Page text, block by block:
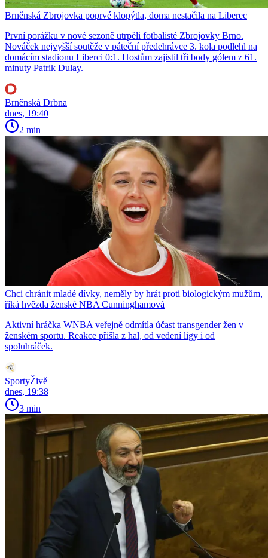
Brněnská Zbrojovka poprvé klopýtla, doma nestačila na Liberec
První porážku v nové sezoně utrpěli fotbalisté Zbrojovky Brno.
Nováček nejvyšší soutěže v páteční předehrávce 3. kola podlehl na
domácím stadionu Liberci 0:1. Hostům zajistil tři body gólem z 61.
minuty Patrik Dulay.
Brněnská Drbna
dnes, 19:40
2 min
Chci chránit mladé dívky, neměly by hrát proti biologickým mužům,
říká hvězda ženské NBA Cunninghamová
Aktivní hráčka WNBA veřejně odmítla účast transgender žen v
ženském sportu. Reakce přišla z hal, od vedení ligy i od
spoluhráček.
SportyŽivě
dnes, 19:38
3 min